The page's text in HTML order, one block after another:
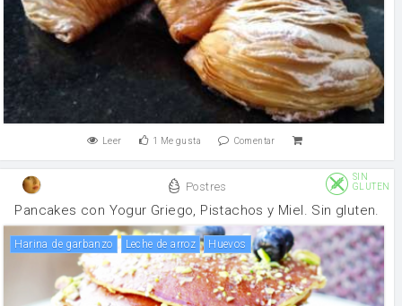
Leer 1 Me gusta Comentar
Postres
SIN
GLUTEN
Pancakes con Yogur Griego, Pistachos y Miel. Sin gluten.
harina de garbanzo leche de arroz huevos